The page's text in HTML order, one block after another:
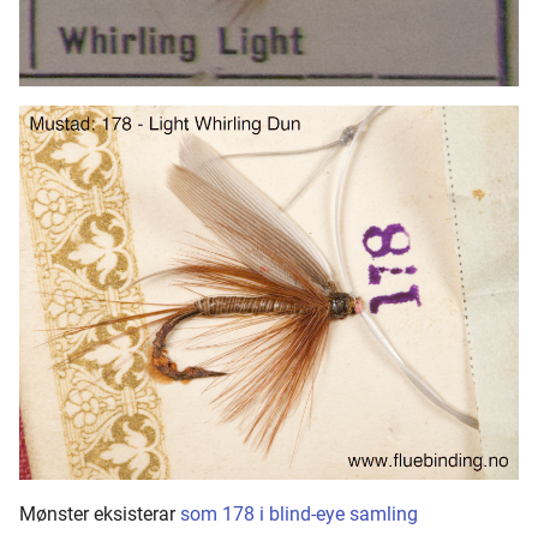
Mønster eksisterarsom 178 i blind-eye samling